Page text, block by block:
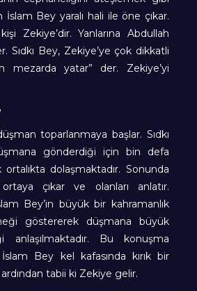
Bey yaralı hali ile öne çıkar.
Zekiye’dir. Yanlarına Abdullah
Sıdkı Bey, Zekiye’ye çok dikkatli
mezarda yatar” der. Zekiye’yi
toparlanmaya başlar. Sıdkı
gönderdiği için bin defa
ortalıkta dolaşmaktadır. Sonunda
çıkar ve olanları anlatır.
Bey’in büyük bir kahramanlık
göstererek düşmana büyük
anlaşılmaktadır. Bu konuşma
Bey kel kafasında kırık bir
ardından tabii ki Zekiye gelir.